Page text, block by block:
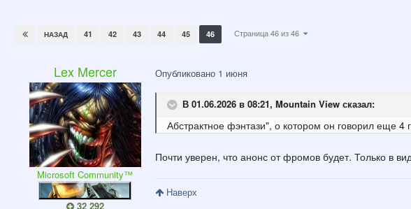
НАЗАД 41 42 43 44 45 46 Страница 46 из 46
Lex Mercer
Microsoft Community™
32 292
Опубликовано 1 июня
В 01.06.2026 в 08:21, Mountain Viewсказал:
Абстрактноефэнтази", о котором он говорил еще 4
Почти уверен, что анонс от фромов будет. Только в
Наверх